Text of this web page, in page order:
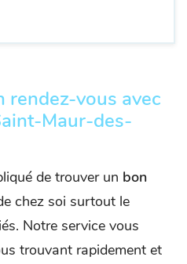
rendez-vous avec
Maur-des-
de trouver un bon
chez soi surtout le
Notre service vous
trouvant rapidement et